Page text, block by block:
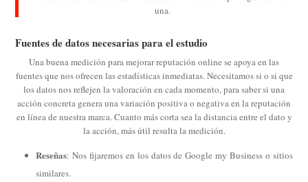
una.
Fuentes de datos necesarias para el estudio
Una buena medición para mejorar reputación online se apoya en las
fuentes que nos ofrecen las estadísticas inmediatas. Necesitamos si o si que
los datos nos reflejen la valoración en cada momento, para saber si una
acción concreta genera una variación positiva o negativa en la reputación
en línea de nuestra marca. Cuanto más corta sea la distancia entre el dato y
la acción, más útil resulta la medición.
Reseñas: Nos fijaremos en los datos de Google my Business o sitios
similares.